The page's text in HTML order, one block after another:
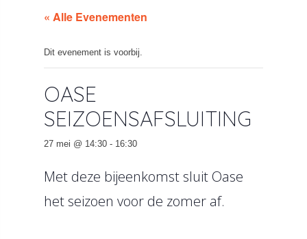
« Alle Evenementen
Dit evenement is voorbij.
OASE
SEIZOENSAFSLUITING
27 mei @ 14:30 - 16:30
Met deze bijeenkomst sluit Oase
het seizoen voor de zomer af.